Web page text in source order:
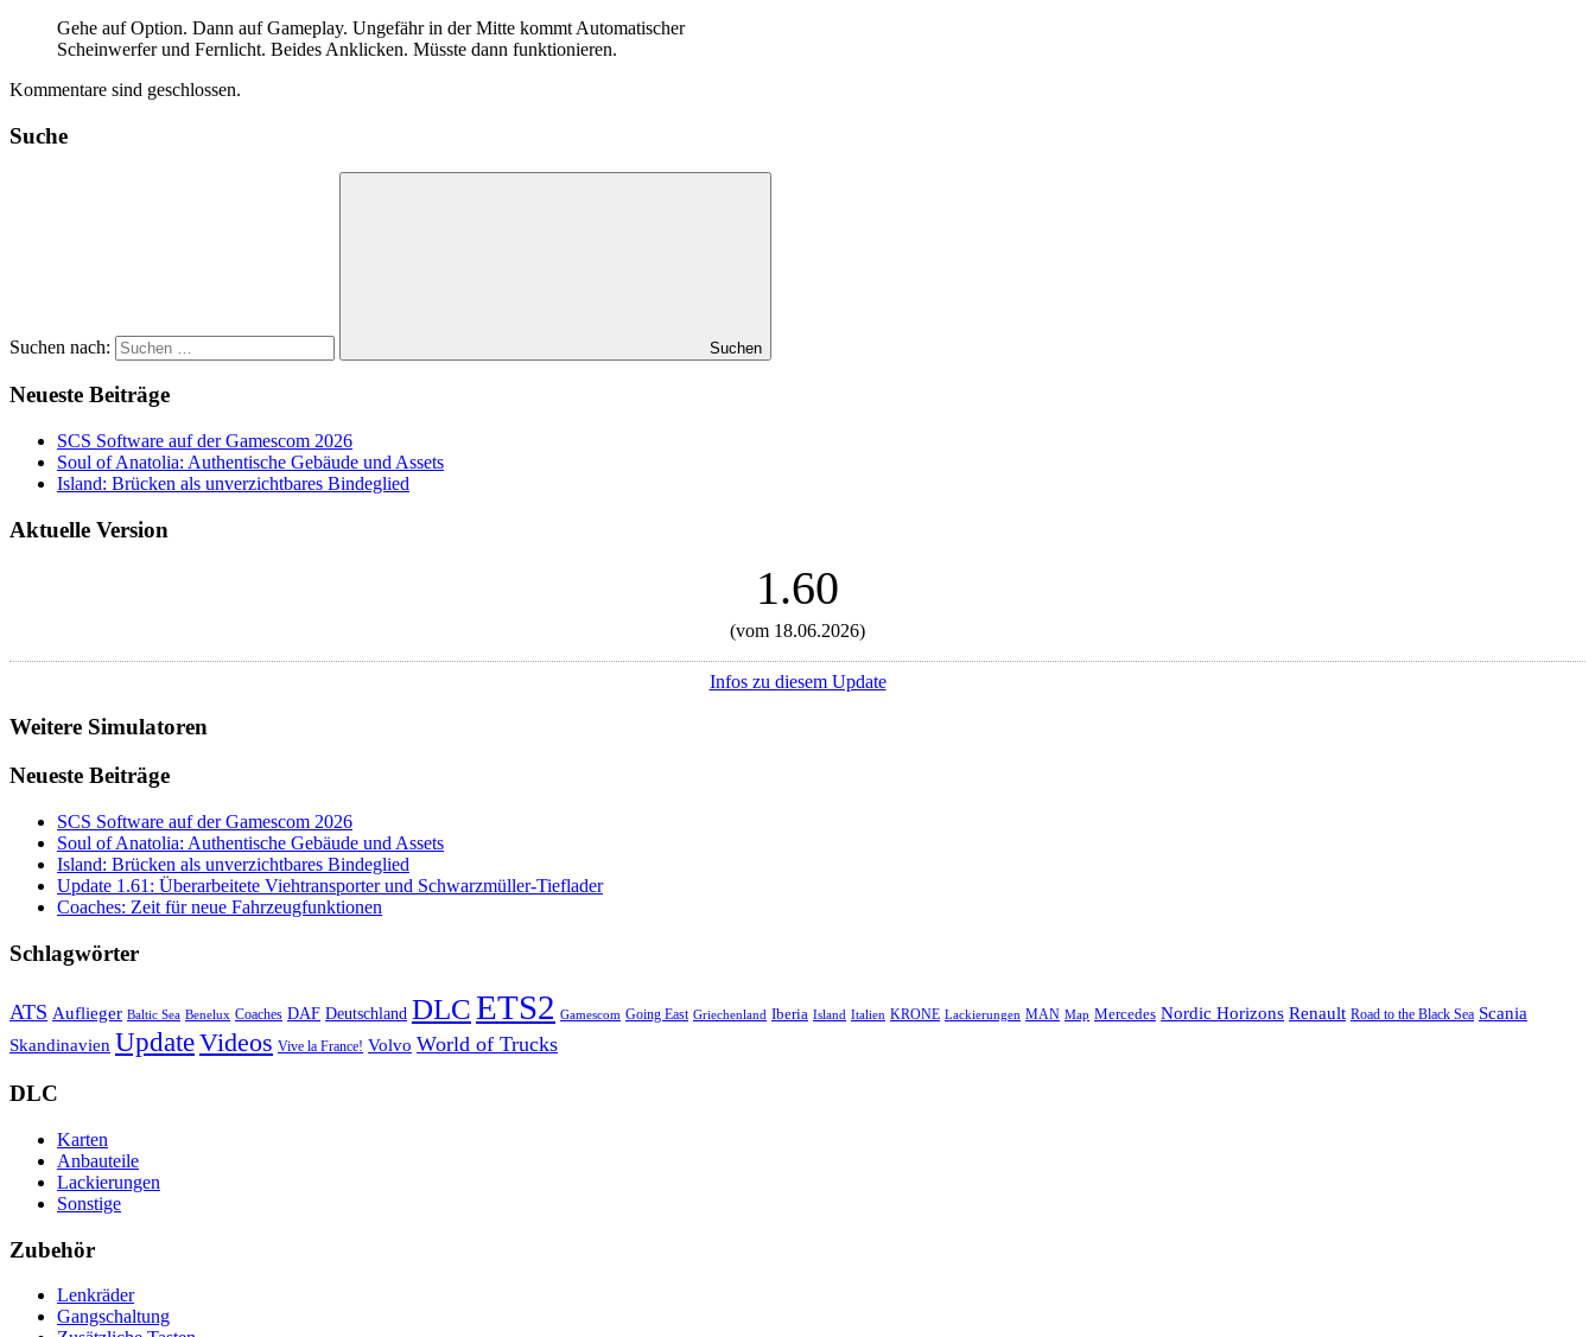
Gehe auf Option. Dann auf Gameplay. Ungefähr in der Mitte kommt Automatischer
Scheinwerfer und Fernlicht. Beides Anklicken. Müsste dann funktionieren.
Kommentare sind geschlossen.
Suche
Suchen nach: Suchen
Neueste Beiträge
SCS Software auf der Gamescom 2026
Soul of Anatolia: Authentische Gebäude und Assets
Island: Brücken als unverzichtbares Bindeglied
Aktuelle Version
1.60
(vom 18.06.2026)
Infos zu diesem Update
Weitere Simulatoren
Neueste Beiträge
SCS Software auf der Gamescom 2026
Soul of Anatolia: Authentische Gebäude und Assets
Island: Brücken als unverzichtbares Bindeglied
Update 1.61: Überarbeitete Viehtransporter und Schwarzmüller-Tieflader
Coaches: Zeit für neue Fahrzeugfunktionen
Schlagwörter
ATS Auflieger Baltic Sea Benelux Coaches DAF Deutschland DLCETS2 Gamescom Going East Griechenland Iberia Island Italien KRONE Lackierungen MAN Map Mercedes Nordic Horizons Renault Road to the Black Sea Scania
Skandinavien UpdateVideos Vive la France! Volvo World of Trucks
DLC
Karten
Anbauteile
Lackierungen
Sonstige
Zubehör
Lenkräder
Gangschaltung